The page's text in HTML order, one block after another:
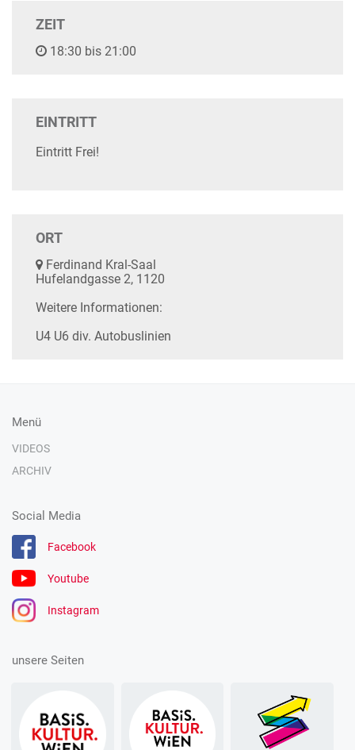
ZEIT
18:30 bis 21:00
EINTRITT
Eintritt Frei!
ORT
Ferdinand Kral-Saal
Hufelandgasse 2, 1120
Weitere Informationen:
U4 U6 div. Autobuslinien
Menü
VIDEOS
ARCHIV
Social Media
Facebook
Youtube
Instagram
unsere Seiten